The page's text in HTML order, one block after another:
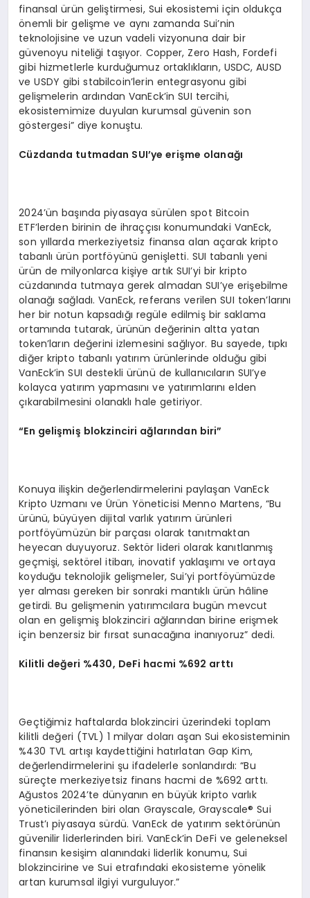
finansal ürün geliştirmesi, Sui ekosistemi için oldukça
önemli bir gelişme ve aynı zamanda Sui’nin
teknolojisine ve uzun vadeli vizyonuna dair bir
güvenoyu niteliği taşıyor. Copper, Zero Hash, Fordefi
gibi hizmetlerle kurduğumuz ortaklıkların, USDC, AUSD
ve USDY gibi stabilcoin’lerin entegrasyonu gibi
gelişmelerin ardından VanEck’in SUI tercihi,
ekosistemimize duyulan kurumsal güvenin son
göstergesi” diye konuştu.
Cüzdanda tutmadan SUI’ye erişme olanağı
2024’ün başında piyasaya sürülen spot Bitcoin
ETF’lerden birinin de ihraççısı konumundaki VanEck,
son yıllarda merkeziyetsiz finansa alan açarak kripto
tabanlı ürün portföyünü genişletti. SUI tabanlı yeni
ürün de milyonlarca kişiye artık SUI’yi bir kripto
cüzdanında tutmaya gerek almadan SUI’ye erişebilme
olanağı sağladı. VanEck, referans verilen SUI token’larını
her bir notun kapsadığı regüle edilmiş bir saklama
ortamında tutarak, ürünün değerinin altta yatan
token’ların değerini izlemesini sağlıyor. Bu sayede, tıpkı
diğer kripto tabanlı yatırım ürünlerinde olduğu gibi
VanEck’in SUI destekli ürünü de kullanıcıların SUI’ye
kolayca yatırım yapmasını ve yatırımlarını elden
çıkarabilmesini olanaklı hale getiriyor.
“En gelişmiş blokzinciri ağlarından biri”
Konuya ilişkin değerlendirmelerini paylaşan VanEck
Kripto Uzmanı ve Ürün Yöneticisi Menno Martens, “Bu
ürünü, büyüyen dijital varlık yatırım ürünleri
portföyümüzün bir parçası olarak tanıtmaktan
heyecan duyuyoruz. Sektör lideri olarak kanıtlanmış
geçmişi, sektörel itibarı, inovatif yaklaşımı ve ortaya
koyduğu teknolojik gelişmeler, Sui’yi portföyümüzde
yer alması gereken bir sonraki mantıklı ürün hâline
getirdi. Bu gelişmenin yatırımcılara bugün mevcut
olan en gelişmiş blokzinciri ağlarından birine erişmek
için benzersiz bir fırsat sunacağına inanıyoruz” dedi.
Kilitli değeri %430, DeFi hacmi %692 arttı
Geçtiğimiz haftalarda blokzinciri üzerindeki toplam
kilitli değeri (TVL) 1 milyar doları aşan Sui ekosisteminin
%430 TVL artışı kaydettiğini hatırlatan Gap Kim,
değerlendirmelerini şu ifadelerle sonlandırdı: “Bu
süreçte merkeziyetsiz finans hacmi de %692 arttı.
Ağustos 2024’te dünyanın en büyük kripto varlık
yöneticilerinden biri olan Grayscale, Grayscale® Sui
Trust’ı piyasaya sürdü. VanEck de yatırım sektörünün
güvenilir liderlerinden biri. VanEck’in DeFi ve geleneksel
finansın kesişim alanındaki liderlik konumu, Sui
blokzincirine ve Sui etrafındaki ekosisteme yönelik
artan kurumsal ilgiyi vurguluyor.”